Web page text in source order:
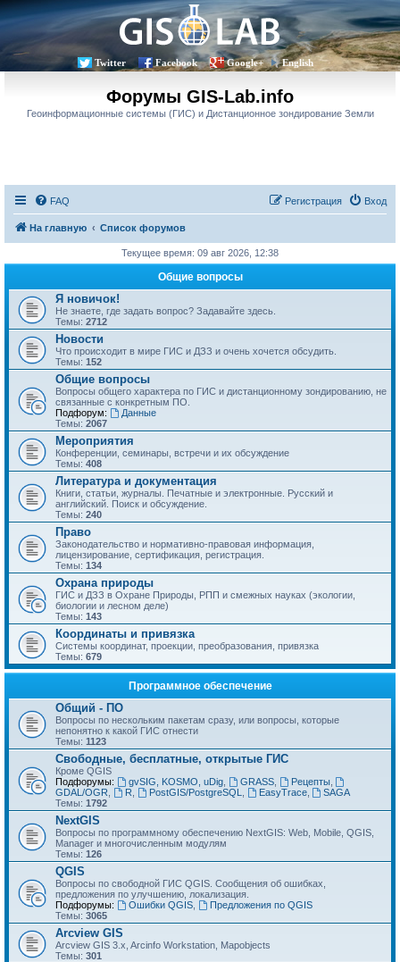
Twitter Facebook Google+ English
Форумы GIS-Lab.info
Геоинформационные системы (ГИС) и Дистанционное зондирование Земли
FAQ Вход
Регистрация
На главную Список форумов
Текущее время: 09 авг 2026, 12:38
Общие вопросы
Я новичок!
Не знаете, где задать вопрос? Задавайте здесь.
Темы: 2712
Новости
Что происходит в мире ГИС и ДЗЗ и очень хочется обсудить.
Темы: 152
Общие вопросы
Вопросы общего характера по ГИС и дистанционному зондированию, не
связанные с конкретным ПО.
Подфорум:
Данные
Темы: 2067
Мероприятия
Конференции, семинары, встречи и их обсуждение
Темы: 408
Литература и документация
Книги, статьи, журналы. Печатные и электронные. Русский и
английский. Поиск и обсуждение.
Темы: 240
Право
Законодательство и нормативно-правовая информация,
лицензирование, сертификация, регистрация.
Темы: 134
Охрана природы
ГИС и ДЗЗ в Охране Природы, РПП и смежных науках (экологии,
биологии и лесном деле)
Темы: 143
Координаты и привязка
Системы координат, проекции, преобразования, привязка
Темы: 679
Программное обеспечение
Общий - ПО
Вопросы по нескольким пакетам сразу, или вопросы, которые
непонятно к какой ГИС отнести
Темы: 1123
Свободные, бесплатные, открытые ГИС
Кроме QGIS
Подфорумы:
gvSIG, KOSMO, uDig, GRASS, Рецепты,
GDAL/OGR
R PostGIS/PostgreSQL EasyTrace,
SAGA
Темы: 1792
NextGIS
Вопросы по программному обеспечению NextGIS: Web, Mobile, QGIS,
Manager и многочисленным модулям
Темы: 126
QGIS
Вопросы по свободной ГИС QGIS. Сообщения об ошибках,
предложения по улучшению, локализация.
Подфорумы:
Ошибки QGIS,
Предложения по QGIS
Темы: 3065
Arcview GIS
Arcview GIS 3.x, Arcinfo Workstation, Mapobjects
Темы: 301